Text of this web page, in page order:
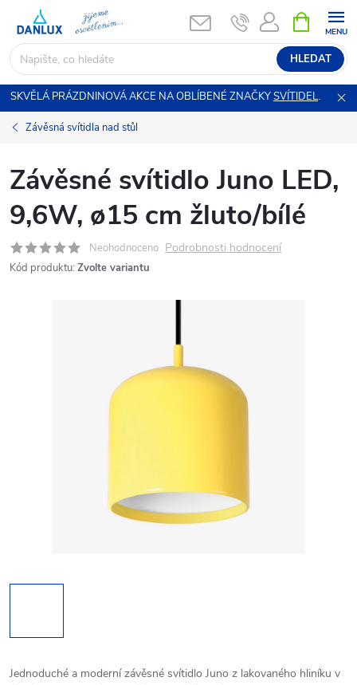
obsah
HLEDAT
NÁKUPNÍ
KOŠÍK
SKVĚLÁ PRÁZDNINOVÁ AKCE NA OBLÍBENÉ ZNAČKYSVÍTIDEL.
Závěsná svítidla nad stůl
Závěsné svítidlo Juno LED,
9,6W, ø15 cm žluto/bílé
Neohodnoceno Podrobnosti hodnocení
Kód produktu: Zvolte variantu
Jednoduché a moderní závěsné svítidlo Juno z lakovaného hliníku v